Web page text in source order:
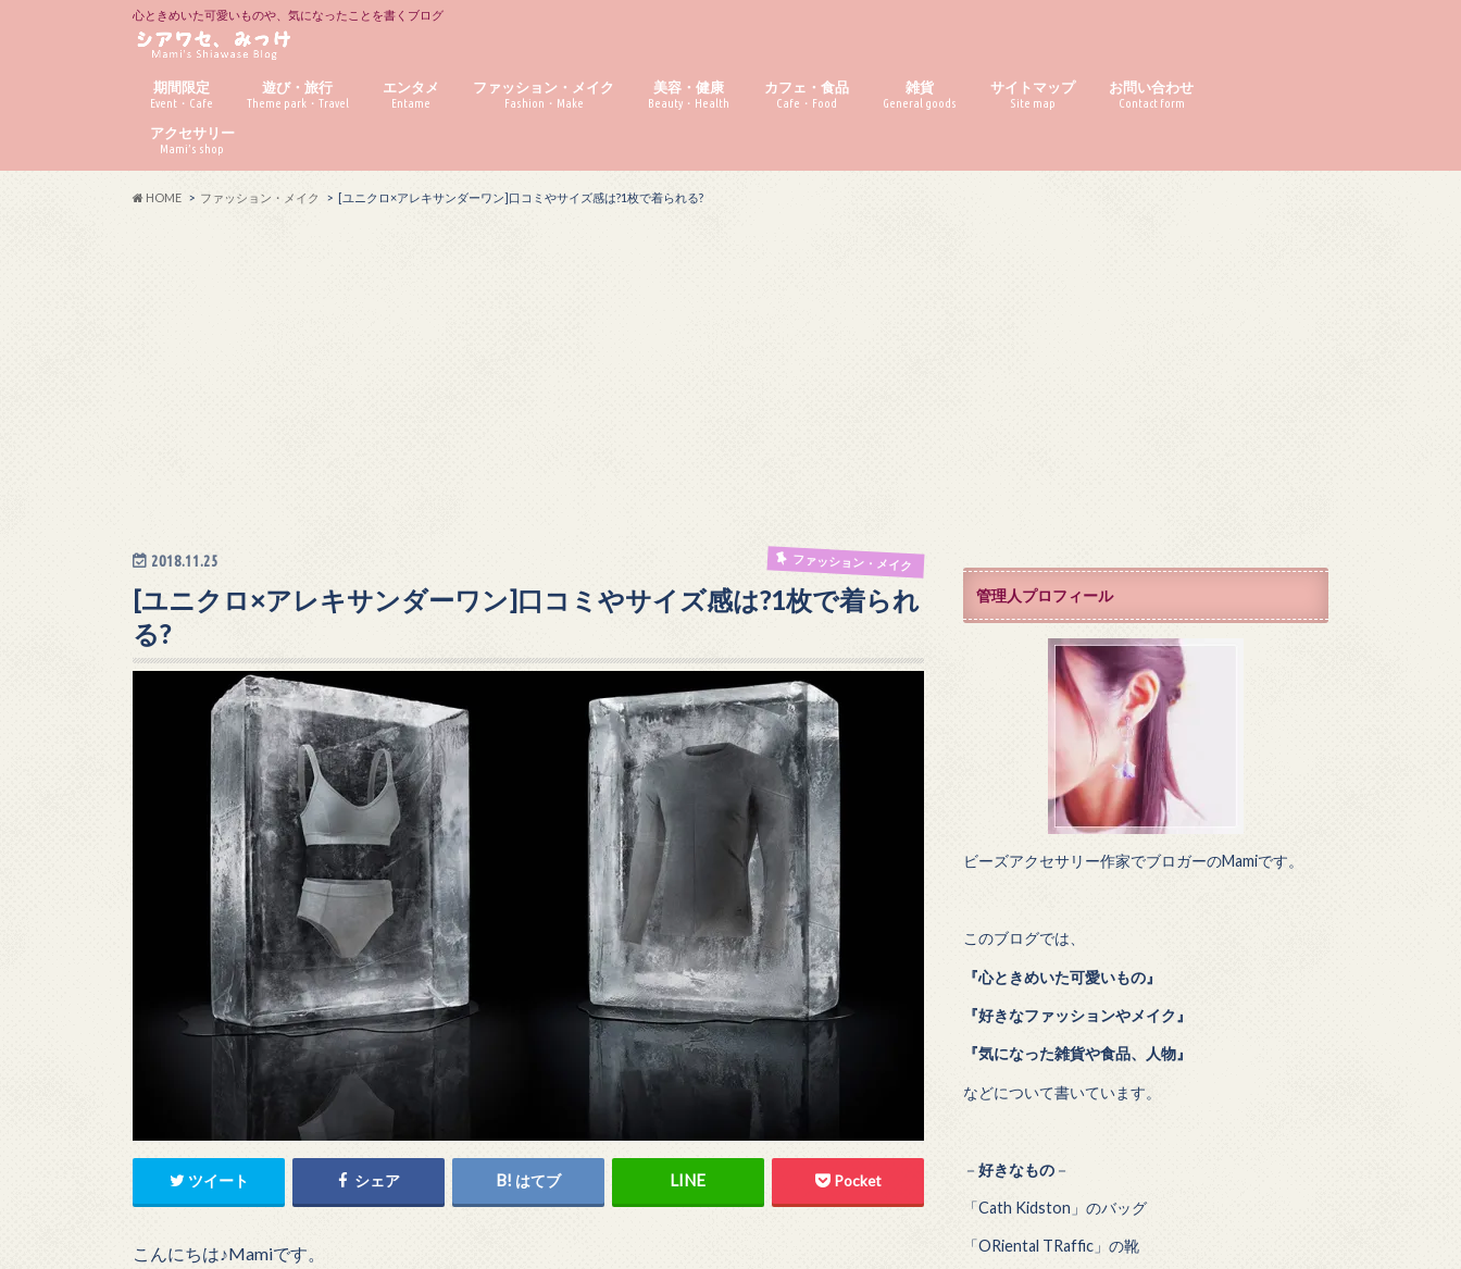
心ときめいた可愛いものや、気になったことを書くブログ
期間限定
Event・Cafe
遊び・旅行
Theme park・Travel
エンタメ
Entame
ファッション・メイク
Fashion・Make
美容・健康
Beauty・Health
カフェ・食品
Cafe・Food
雑貨
General goods
サイトマップ
Site map
お問い合わせ
Contact form
アクセサリー
Mami’s shop
HOME ファッション・メイク [ユニクロ×アレキサンダーワン]口コミやサイズ感は?1枚で着られる?
2018.11.25 ファッション・メイク
[ユニクロ×アレキサンダーワン]口コミやサイズ感は?1枚で着られ
る?
ツイート シェア はてブ Pocket
こんにちは♪Mamiです。
管理人プロフィール
ビーズアクセサリー作家でブロガーのMamiです。
このブログでは、
『心ときめいた可愛いもの』
『好きなファッションやメイク』
『気になった雑貨や食品、人物』
などについて書いています。
－ 好きなもの －
「Cath Kidston」のバッグ
「ORiental TRaffic」の靴